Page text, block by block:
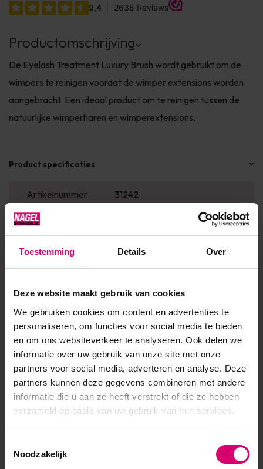
Toestemming Details Over
Deze website maakt gebruik van cookies
We gebruiken cookies om content en advertenties te
personaliseren, om functies voor social media te bieden
en om ons websiteverkeer te analyseren. Ook delen we
informatie over uw gebruik van onze site met onze
partners voor social media, adverteren en analyse. Deze
partners kunnen deze gegevens combineren met andere
informatie die u aan ze heeft verstrekt of die ze hebben
verzameld op basis van uw gebruik van hun services.
Noodzakelijk
Productomschrijving
De Eyelash Treatment Luxury Brush wordt gebruikt om de
wimpers te reinigen voordat de wimper extensions worden
aangebracht. Een ideaal product om te reinigen tussen de
natuurlijke wimperharen en wimperextensions.
Product specificaties
Artikelnummer 31242
SKU
4/ 5 gebaseerd op 1 reviews
4/5
Gepost door:Brigitte Sieraop 14 April
2026
Werkt heel fijn en is zacht voor de
wimpers